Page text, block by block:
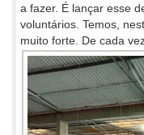
a fazer. É lançar esse
voluntários. Temos,
muito forte. De cada